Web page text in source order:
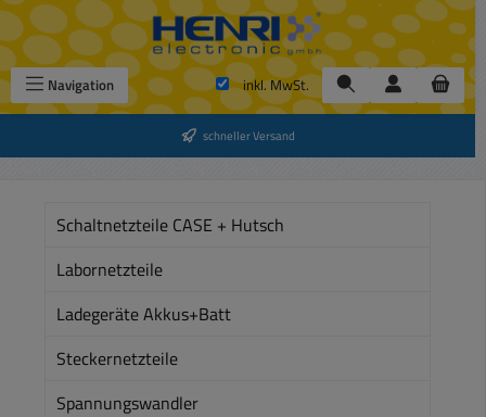
Zum Hauptinhalt springen
Navigation inkl. MwSt.
schneller Versand
Schaltnetzteile CASE + Hutsch
Labornetzteile
Ladegeräte Akkus+Batt
Steckernetzteile
Spannungswandler